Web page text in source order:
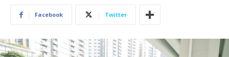
Facebook Twitter